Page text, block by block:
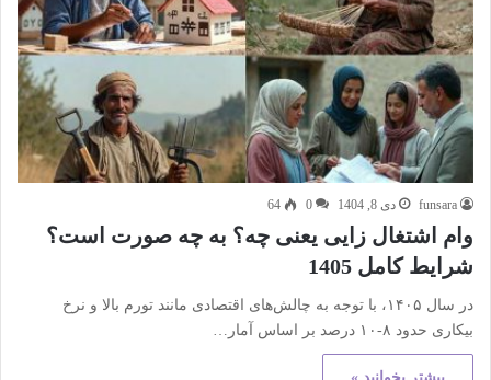
funsara دی 8, 1404 0
64
وام اشتغال زایی یعنی چه؟ به چه صورت است؟
شرایط کامل 1405
در سال ۱۴۰۵، با توجه به چالش‌های اقتصادی مانند تورم بالا و نرخ
بیکاری حدود ۸-۱۰ درصد بر اساس آمار…